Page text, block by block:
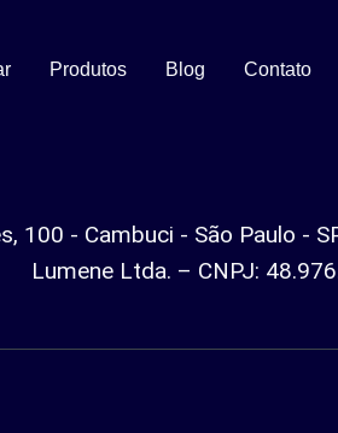
Produtos Blog Contato
100 - Cambuci - São Paulo -
Lumene Ltda. – CNPJ: